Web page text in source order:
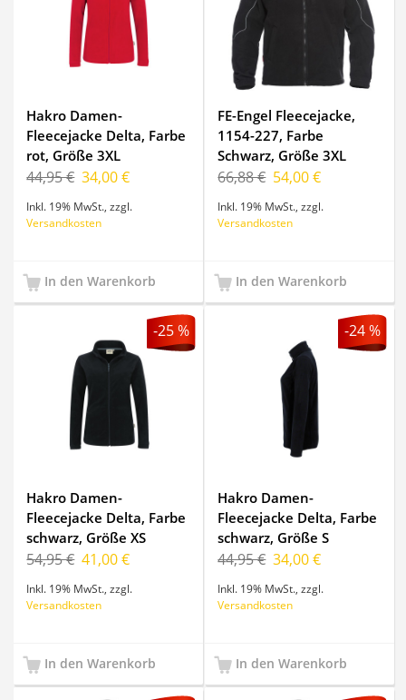
Hakro Damen-
Fleecejacke Delta, Farbe
rot, Größe 3XL
44,95 € 34,00 €
Inkl. 19% MwSt. ,zzgl.
Versandkosten
In den Warenkorb
FE-Engel Fleecejacke,
1154-227, Farbe
Schwarz, Größe 3XL
66,88 € 54,00 €
Inkl. 19% MwSt. ,zzgl.
Versandkosten
In den Warenkorb
-25 %
Hakro Damen-
Fleecejacke Delta, Farbe
schwarz, Größe XS
54,95 € 41,00 €
Inkl. 19% MwSt. ,zzgl.
Versandkosten
In den Warenkorb
-24 %
Hakro Damen-
Fleecejacke Delta, Farbe
schwarz, Größe S
44,95 € 34,00 €
Inkl. 19% MwSt. ,zzgl.
Versandkosten
In den Warenkorb